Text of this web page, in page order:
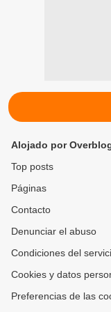
Alojado por
Top posts
Páginas
Contacto
Denunciar el abuso
Condiciones del
Cookies y datos
Preferencias de las